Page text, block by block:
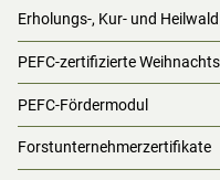
Erholungs-, Kur- und Heilwald
PEFC-zertifizierte
PEFC-Fördermodul
Forstunternehmerzertifikate